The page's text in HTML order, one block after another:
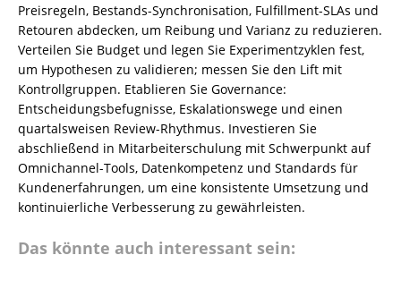
Preisregeln, Bestands-Synchronisation, Fulfillment-SLAs und
Retouren abdecken, um Reibung und Varianz zu reduzieren.
Verteilen Sie Budget und legen Sie Experimentzyklen fest,
um Hypothesen zu validieren; messen Sie den Lift mit
Kontrollgruppen. Etablieren Sie Governance:
Entscheidungsbefugnisse, Eskalationswege und einen
quartalsweisen Review-Rhythmus. Investieren Sie
abschließend in Mitarbeiterschulung mit Schwerpunkt auf
Omnichannel-Tools, Datenkompetenz und Standards für
Kundenerfahrungen, um eine konsistente Umsetzung und
kontinuierliche Verbesserung zu gewährleisten.
Das könnte auch interessant sein: